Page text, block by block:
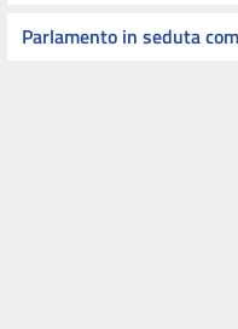
Parlamento in seduta